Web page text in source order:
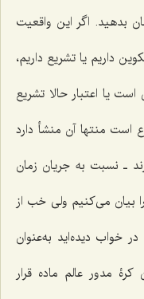
بدهید. اگر این واقعیت
داریم یا تشریع داریم،
یا اعتبار حالا تشریع
است منتها آن منشأ دارد
ـ نسبت به جریان زمان
بیان می‌کنیم ولی خب از
خواب دیده‌اید به‌عنوان
مدور عالم ماده قرار